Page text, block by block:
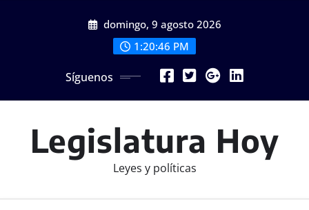
domingo, 9 agosto 2026
1:20:48 PM
Síguenos
Legislatura Hoy
Leyes y políticas